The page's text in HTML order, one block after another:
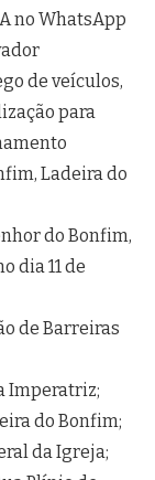
no WhatsApp
de veículos,
para
Ladeira do
do Bonfim,
dia 11 de
de Barreiras
Imperatriz;
do Bonfim;
da Igreja;